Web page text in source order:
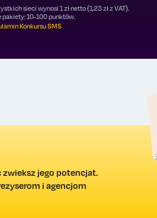
sieci wynosi 1 zł netto (1,23 zł z VAT).
pakiety: 10-100 punktów.
Konkursu SMS
zwieksz jego potencjat.
i agencjom